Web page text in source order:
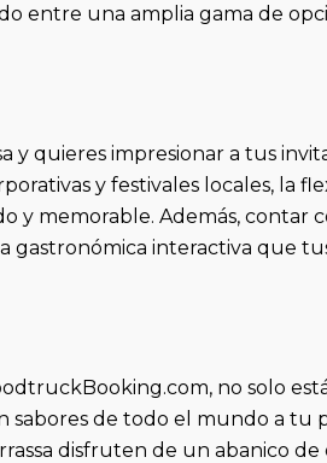
entre una amplia gama de
y quieres impresionar a tus
y festivales locales, la
y memorable. Además,
interactiva que
no solo
sabores de todo el mundo a
disfruten de un abanico